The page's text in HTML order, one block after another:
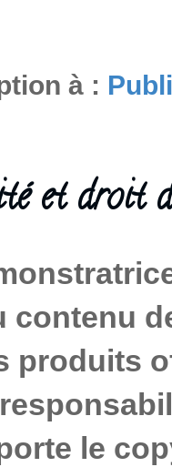
à :
et droit
contenu
produits
le